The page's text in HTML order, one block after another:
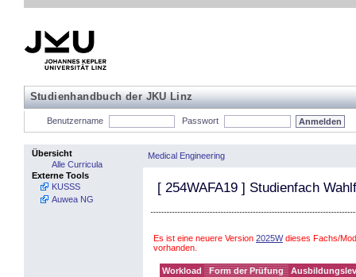
Studienhandbuch der JKU Linz
Benutzername Passwort
Übersicht
Alle Curricula
Externe Tools
KUSSS
Auwea NG
Medical Engineering
[ 254WAFA19 ] Studienfach
Es ist eine neuere Version 2025Wdieses Fachs/
vorhanden.
Workload Form der Prüfung